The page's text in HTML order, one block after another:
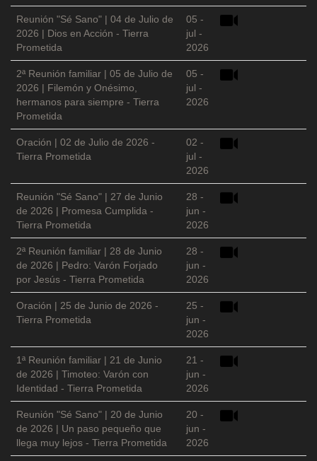
Reunión "Sé Sano" | 04 de Julio de
2026 | Dios en Acción - Tierra
Prometida
05 -
jul -
2026
2ª Reunión familiar | 05 de Julio de
2026 | Filemón y Onésimo,
hermanos para siempre - Tierra
Prometida
05 -
jul -
2026
Oración | 02 de Julio de 2026 -
Tierra Prometida
02 -
jul -
2026
Reunión "Sé Sano" | 27 de Junio
de 2026 | Promesa Cumplida -
Tierra Prometida
28 -
jun -
2026
2ª Reunión familiar | 28 de Junio
de 2026 | Pedro: Varón Forjado
por Jesús - Tierra Prometida
28 -
jun -
2026
Oración | 25 de Junio de 2026 -
Tierra Prometida
25 -
jun -
2026
1ª Reunión familiar | 21 de Junio
de 2026 | Timoteo: Varón con
Identidad - Tierra Prometida
21 -
jun -
2026
Reunión "Sé Sano" | 20 de Junio
de 2026 | Un paso pequeño que
llega muy lejos - Tierra Prometida
20 -
jun -
2026